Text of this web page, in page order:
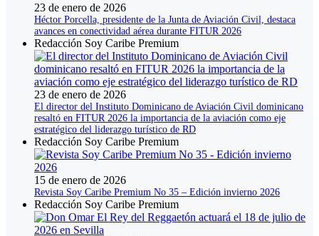
23 de enero de 2026
Héctor Porcella, presidente de la Junta de Aviación Civil, destaca
avances en conectividad aérea durante FITUR 2026
Redacción Soy Caribe Premium
23 de enero de 2026
El director del Instituto Dominicano de Aviación Civil dominicano
resaltó en FITUR 2026 la importancia de la aviación como eje
estratégico del liderazgo turístico de RD
Redacción Soy Caribe Premium
15 de enero de 2026
Revista Soy Caribe Premium No 35 – Edición invierno 2026
Redacción Soy Caribe Premium